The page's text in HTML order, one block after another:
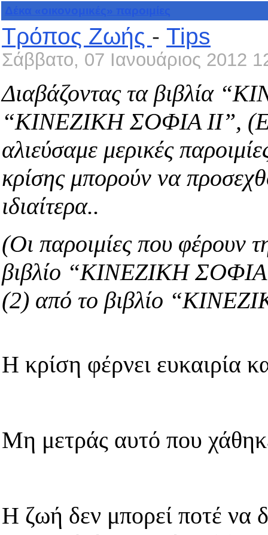
Τρόπος Ζωής - Tips
Σάββατο, 07 Ιανουάριος 2012
Διαβάζοντας τα βιβλία
“ΚΙΝΕΖΙΚΗ ΣΟΦΙΑ ΙΙ”,
αλιεύσαμε μερικές
κρίσης μπορούν να
ιδιαίτερα..
(Οι παροιμίες που φέρουν
βιβλίο “ΚΙΝΕΖΙΚΗ ΣΟΦΙΑ
(2) από το βιβλίο
Η κρίση φέρνει ευκαιρία
Μη μετράς αυτό που
Η ζωή δεν μπορεί ποτέ να